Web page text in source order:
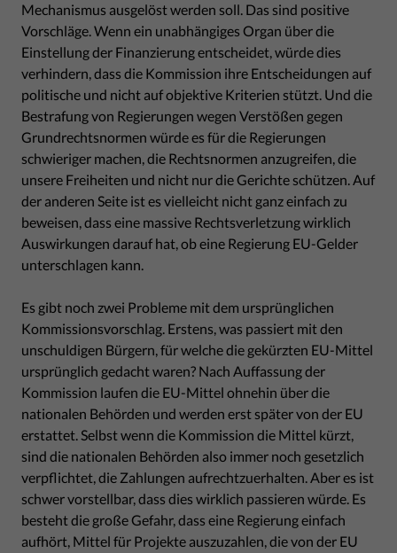
Mechanismus ausgelöst werden soll. Das sind positive
Vorschläge. Wenn ein unabhängiges Organ über die
Einstellung der Finanzierung entscheidet, würde dies
verhindern, dass die Kommission ihre Entscheidungen auf
politische und nicht auf objektive Kriterien stützt. Und die
Bestrafung von Regierungen wegen Verstößen gegen
Grundrechtsnormen würde es für die Regierungen
schwieriger machen, die Rechtsnormen anzugreifen, die
unsere Freiheiten und nicht nur die Gerichte schützen. Auf
der anderen Seite ist es vielleicht nicht ganz einfach zu
beweisen, dass eine massive Rechtsverletzung wirklich
Auswirkungen darauf hat, ob eine Regierung EU-Gelder
unterschlagen kann.
Es gibt noch zwei Probleme mit dem ursprünglichen
Kommissionsvorschlag. Erstens, was passiert mit den
unschuldigen Bürgern, für welche die gekürzten EU-Mittel
ursprünglich gedacht waren? Nach Auffassung der
Kommission laufen die EU-Mittel ohnehin über die
nationalen Behörden und werden erst später von der EU
erstattet. Selbst wenn die Kommission die Mittel kürzt,
sind die nationalen Behörden also immer noch gesetzlich
verpflichtet, die Zahlungen aufrechtzuerhalten. Aber es ist
schwer vorstellbar, dass dies wirklich passieren würde. Es
besteht die große Gefahr, dass eine Regierung einfach
aufhört, Mittel für Projekte auszuzahlen, die von der EU